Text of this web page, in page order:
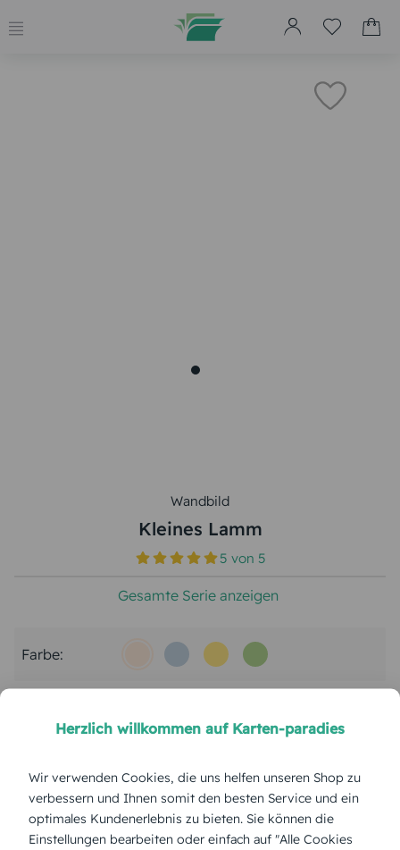
Wandbild
Kleines Lamm
5 von 5
Gesamte Serie anzeigen
Farbe:
Menge:
Herzlich willkommen auf Karten-paradies
Wir verwenden Cookies, die uns helfen unseren Shop zu
verbessern und Ihnen somit den besten Service und ein
optimales Kundenerlebnis zu bieten. Sie können die
Einstellungen bearbeiten oder einfach auf "Alle Cookies